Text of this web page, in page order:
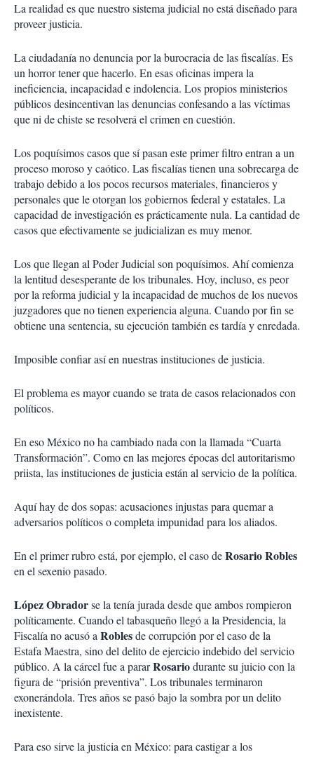
La realidad es que nuestro sistema judicial no está diseñado para
proveer justicia.
La ciudadanía no denuncia por la burocracia de las fiscalías. Es
un horror tener que hacerlo. En esas oficinas impera la
ineficiencia, incapacidad e indolencia. Los propios ministerios
públicos desincentivan las denuncias confesando a las víctimas
que ni de chiste se resolverá el crimen en cuestión.
Los poquísimos casos que sí pasan este primer filtro entran a un
proceso moroso y caótico. Las fiscalías tienen una sobrecarga de
trabajo debido a los pocos recursos materiales, financieros y
personales que le otorgan los gobiernos federal y estatales. La
capacidad de investigación es prácticamente nula. La cantidad de
casos que efectivamente se judicializan es muy menor.
Los que llegan al Poder Judicial son poquísimos. Ahí comienza
la lentitud desesperante de los tribunales. Hoy, incluso, es peor
por la reforma judicial y la incapacidad de muchos de los nuevos
juzgadores que no tienen experiencia alguna. Cuando por fin se
obtiene una sentencia, su ejecución también es tardía y enredada.
Imposible confiar así en nuestras instituciones de justicia.
El problema es mayor cuando se trata de casos relacionados con
políticos.
En eso México no ha cambiado nada con la llamada “Cuarta
Transformación”. Como en las mejores épocas del autoritarismo
priista, las instituciones de justicia están al servicio de la política.
Aquí hay de dos sopas: acusaciones injustas para quemar a
adversarios políticos o completa impunidad para los aliados.
En el primer rubro está, por ejemplo, el caso deRosario Robles
en el sexenio pasado.
López Obradorse la tenía jurada desde que ambos rompieron
políticamente. Cuando el tabasqueño llegó a la Presidencia, la
Fiscalía no acusó a Roblesde corrupción por el caso de la
Estafa Maestra, sino del delito de ejercicio indebido del servicio
público. A la cárcel fue a pararRosariodurante su juicio con la
figura de “prisión preventiva”. Los tribunales terminaron
exonerándola. Tres años se pasó bajo la sombra por un delito
inexistente.
Para eso sirve la justicia en México: para castigar a los